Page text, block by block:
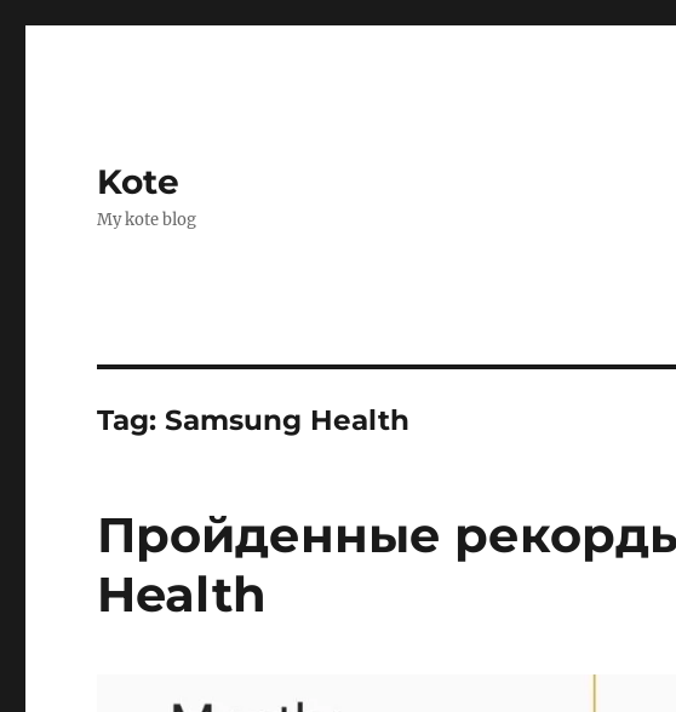
Kote
My kote blog
Tag:Samsung Health
Пройденные
Health